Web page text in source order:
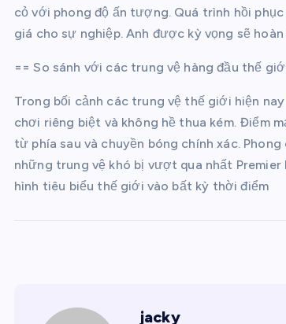
cỏ với phong độ ấn tượng. Quá trình hồi
giá cho sự nghiệp. Anh được kỳ vọng sẽ
== So sánh với các trung vệ hàng đầu thế
Trong bối cảnh các trung vệ thế giới hiện
chơi riêng biệt và không hề thua kém. Điểm
từ phía sau và chuyền bóng chính xác.
những trung vệ khó bị vượt qua nhất
hình tiêu biểu thế giới vào bất kỳ thời điểm
jacky